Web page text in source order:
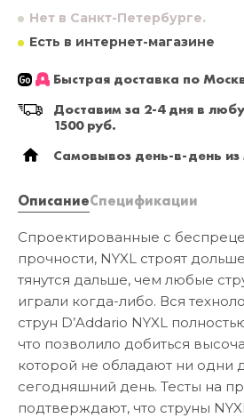
Нет в Санкт-Петербурге.
Есть в интернет-магазине
Быстрая доставка по
Доставим за 2-4 дня в
1500 руб.
Самовывоз день-в-день из
ОписаниеСпецификации
Спроектированные с
прочности, NYXL строят
тянутся дальше, чем любые
играли когда-либо. Вся
струн D’Addario NYXL
что позволило добиться
которой не обладают ни одни
сегодняшний день. Тесты на
подтверждают, что струны